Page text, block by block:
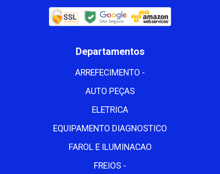
Departamentos
ARREFECIMENTO -
AUTO PEÇAS
ELETRICA
EQUIPAMENTO DIAGNOSTICO
FAROL E ILUMINACAO
FREIOS -